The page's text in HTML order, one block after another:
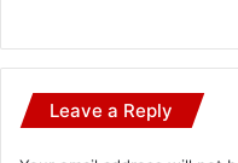
Leave a Reply